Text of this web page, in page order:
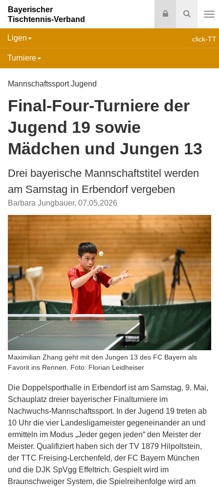
Suche
Login
Bayerischer
Tischtennis-Verband
click-TT
Ligen
Turniere
Mannschaftssport Jugend
Final-Four-Turniere der
Jugend 19 sowie
Mädchen und Jungen 13
Drei bayerische Mannschaftstitel werden
am Samstag in Erbendorf vergeben
Barbara Jungbauer, 07.05.2026
Maximilian Zhang geht mit den Jungen 13 des FC Bayern als
Favorit ins Rennen. Foto: Florian Leidheiser
Die Doppelsporthalle in Erbendorf ist am Samstag, 9. Mai,
Schauplatz dreier bayerischer Finalturniere im
Nachwuchs-Mannschaftssport. In der Jugend 19 treten ab
10 Uhr die vier Landesligameister gegeneinander an und
ermitteln im Modus „Jeder gegen jeden“ den Meister der
Meister. Qualifiziert haben sich der TV 1879 Hilpoltstein,
der TTC Freising-Lerchenfeld, der FC Bayern München
und die DJK SpVgg Effeltrich. Gespielt wird im
Braunschweiger System, die Spielreihenfolge wird am